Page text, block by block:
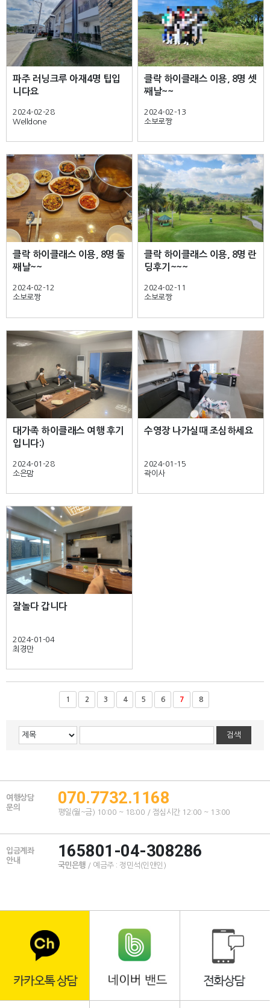
파주 러닝크루 아재4명 팁입
니다요
2024-02-28
Welldone
클락 하이클래스 이용, 8명 셋
째날~~
2024-02-13
소보로짱
클락 하이클래스 이용, 8명 둘
째날~~
2024-02-12
소보로짱
클락 하이클래스 이용, 8명 란
딩후기~~~
2024-02-11
소보로짱
대가족 하이클래스 여행 후기
입니다:)
2024-01-28
소은맘
수영장 나가실때 조심하세요
2024-01-15
곽이사
잘놀다 갑니다
2024-01-04
최경만
1 2 3 4 5 6 7 8
여행상담
문의
070.7732.1168
평일(월~금) 10:00 ~ 18:00 / 점심시간 12:00 ~ 13:00
입금계좌
안내
165801-04-308286
국민은행/ 예금주 : 정민석(인앤인)